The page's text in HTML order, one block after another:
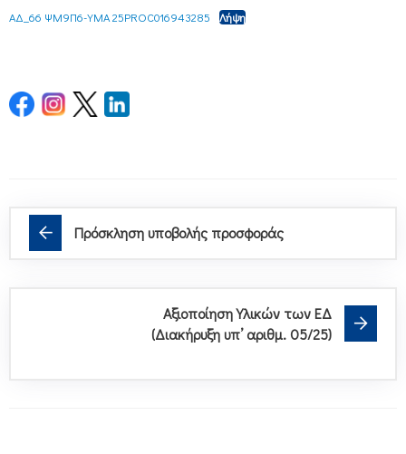
ΑΔ_66 ΨΜ9Π6-ΥΜΑ 25PROC016943285 Λήψη
Πρόσκληση υποβολής προσφοράς
Αξιοποίηση Υλικών των ΕΔ
(Διακήρυξη υπ’ αριθμ. 05/25)